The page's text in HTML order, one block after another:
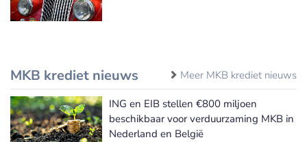
MKB krediet nieuws Meer MKB krediet nieuws
ING en EIB stellen €800 miljoen
beschikbaar voor verduurzaming MKB in
Nederland en België